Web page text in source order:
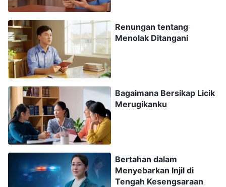
menerapkannya. Pada akhirnya, kegagalanmu
untuk memperoleh kebenaran dan memperoleh
keselamatan
adalah akibat perbuatanmu
sendiri. Apa pun keadaan yang telah Tuhan atur
untukmu, siapa pun dan peristiwa apa pun yang
kautemui, dan di lingkungan apa pun engkau
berada, engkau harus berdoa kepada Tuhan dan
mencari kebenaran untuk menghadapinya.
Inilah tepatnya pelajaran yang harus kaupetik
dalam mengejar kebenaran. Jika engkau selalu
mencari pembenaran untuk meloloskan diri,
menghindar, menolak, atau menentang
Renungan tentang
Menolak Ditangani
Bagaimana Bersikap Licik
Merugikanku
Bertahan dalam
Menyebarkan Injil di
Tengah Kesengsaraan